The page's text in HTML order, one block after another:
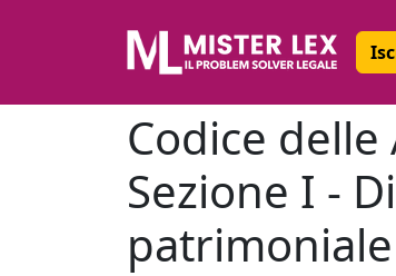
Codice
Sezione I -